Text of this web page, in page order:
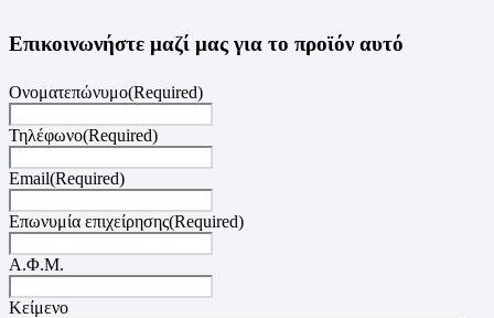
Επικοινωνήστε μαζί μας για το προϊόν αυτό
Ονοματεπώνυμο(Required)
Τηλέφωνο(Required)
Email(Required)
Επωνυμία επιχείρησης(Required)
Α.Φ.Μ.
Κείμενο